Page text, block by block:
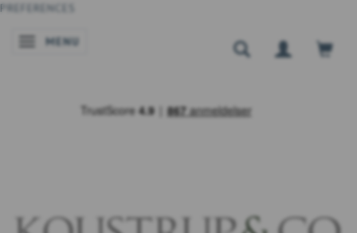
PREFERENCES
SKIFTE NAVIGATION
MENU